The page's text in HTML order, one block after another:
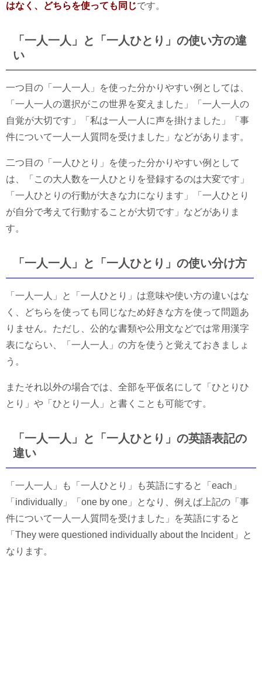
はなく、どちらを使っても同じです。
「一人一人」と「一人ひとり」の使い方の違
い
一つ目の「一人一人」を使った分かりやすい例としては、
「一人一人の選択がこの世界を変えました」「一人一人の
自覚が大切です」「私は一人一人に声を掛けました」「事
件について一人一人質問を受けました」などがあります。
二つ目の「一人ひとり」を使った分かりやすい例として
は、「この大人数を一人ひとりを登録するのは大変です」
「一人ひとりの行動が大きな力になります」「一人ひとり
が自分で考えて行動することが大切です」などがありま
す。
「一人一人」と「一人ひとり」の使い分け方
「一人一人」と「一人ひとり」は意味や使い方の違いはな
く、どちらを使っても同じなため好きな方を使って問題あ
りません。ただし、公的な書類や公用文などでは常用漢字
表にならい、「一人一人」の方を使うと覚えておきましょ
う。
またそれ以外の場合では、全部を平仮名にして「ひとりひ
とり」や「ひとり一人」と書くことも可能です。
「一人一人」と「一人ひとり」の英語表記の
違い
「一人一人」も「一人ひとり」も英語にすると「each」
「individually」「one by one」となり、例えば上記の「事
件について一人一人質問を受けました」を英語にすると
「They were questioned individually about the Incident」と
なります。